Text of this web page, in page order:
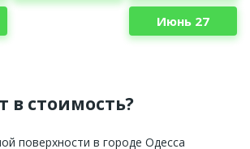
Июнь 27
в стоимость?
поверхности в городе Одесса